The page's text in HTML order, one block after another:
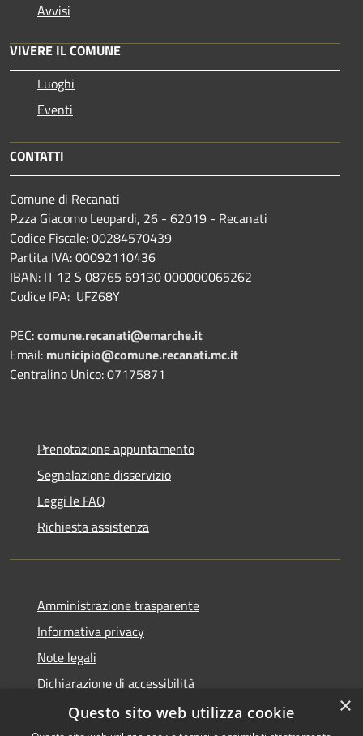
Avvisi
VIVERE IL COMUNE
Luoghi
Eventi
CONTATTI
Comune di Recanati
P.zza Giacomo Leopardi, 26 - 62019 - Recanati
Codice Fiscale: 00284570439
Partita IVA: 00092110436
IBAN: IT 12 S 08765 69130 000000065262
Codice IPA: UFZ68Y
PEC:comune.recanati@emarche.it
Email: municipio@comune.recanati.mc.it
Centralino Unico: 07175871
Prenotazione appuntamento
Segnalazione disservizio
Leggi le FAQ
Richiesta assistenza
Amministrazione trasparente
Informativa privacy
Note legali
Dichiarazione di accessibilità
×
Questo sito web utilizza cookie